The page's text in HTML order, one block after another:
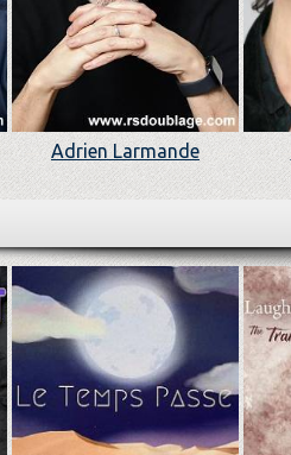
Adrien Larmande